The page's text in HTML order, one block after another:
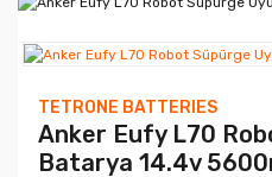
TETRONE BATTERIES
Anker Eufy L70
Batarya 14.4v